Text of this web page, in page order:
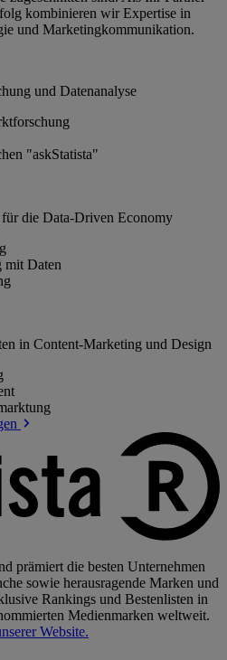
kombinieren wir Expertise in
und Marketingkommunikation.
und Datenanalyse
"askStatista"
die Data-Driven Economy
mit Daten
in Content-Marketing und Design
prämiert die besten Unternehmen
sowie herausragende Marken und
Rankings und Bestenlisten in
Medienmarken weltweit.
Website.